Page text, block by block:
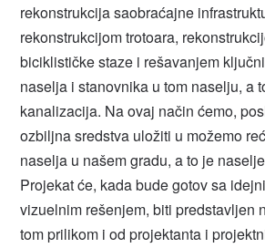
rekonstrukcija saobraćajne
rekonstrukcijom trotoara,
biciklističke staze i rešavanjem
naselja i stanovnika u tom naselju, a
kanalizacija. Na ovaj način ćemo,
ozbiljna sredstva uložiti u možemo
naselja u našem gradu, a to je
Projekat će, kada bude gotov sa
vizuelnim rešenjem, biti predstavljen
tom prilikom i od projektanta i